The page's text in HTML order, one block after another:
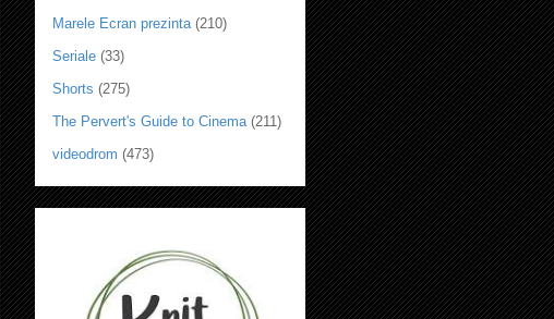
Marele Ecran prezinta (210)
Seriale (33)
Shorts (275)
The Pervert's Guide to Cinema (211)
videodrom (473)